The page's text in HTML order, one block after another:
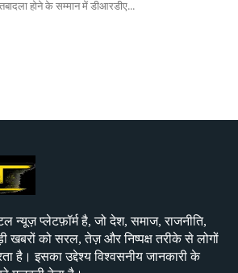
होने के सम्मान में डीआरडीए...
न्यूज़ प्लेटफ़ॉर्म है, जो देश, समाज, राजनीति,
खबरों को सरल, तेज़ और निष्पक्ष तरीके से लोगों
है। इसका उद्देश्य विश्वसनीय जानकारी के